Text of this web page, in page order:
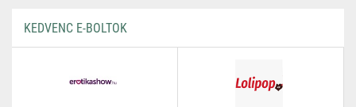
KEDVENC E-BOLTOK